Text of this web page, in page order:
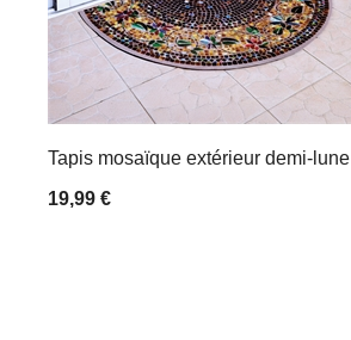
Tapis mosaïque extérieur demi-lune
19,99 €